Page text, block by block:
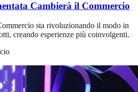
Cambierà il Commercio
sta rivoluzionando il modo in
creando esperienze più coinvolgenti.